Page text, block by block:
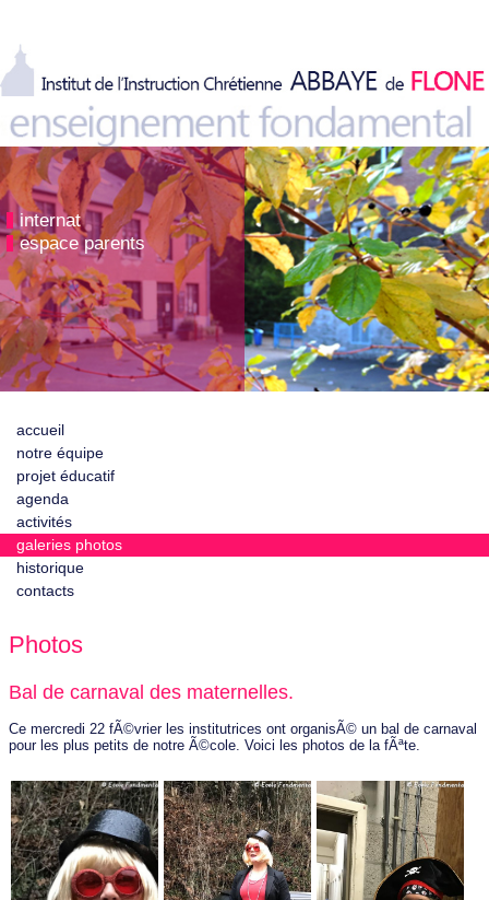
internat
espace parents
accueil
notre équipe
projet éducatif
agenda
activités
galeries photos
historique
contacts
Photos
Bal de carnaval des maternelles.
Ce mercredi 22 fÃ©vrier les institutrices ont organisÃ© un bal de carnaval
pour les plus petits de notre Ã©cole. Voici les photos de la fÃªte.